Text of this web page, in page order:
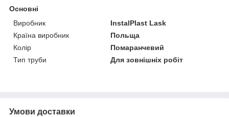
Основні
Виробник
InstalPlast Lask
Країна виробник
Польща
Колір
Помаранчевий
Тип труби
Для зовнішніх робіт
Умови доставки